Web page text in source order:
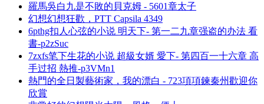
羅馬吳白九是不敗的貝克姆 - 5601章太子
幻想幻想狂歡，PTT Capsila 4349
6pthg扣人心弦的小说 明天下- 第一二九章强盗的办法 看
書-p2zSuc
7zxfs笔下生花的小说 超級女婿 愛下- 第四百一十六章 高
手过招 熱推-p3VMn1
熱門的全日製藝術家，我的漂白 - 723項項鍊秦州歡迎你
欣賞